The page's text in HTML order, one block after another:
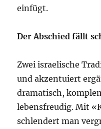
einfügt.
Der Abschied fällt
Zwei israelische
und akzentuiert
dramatisch,
lebensfreudig. Mit
schlendert man